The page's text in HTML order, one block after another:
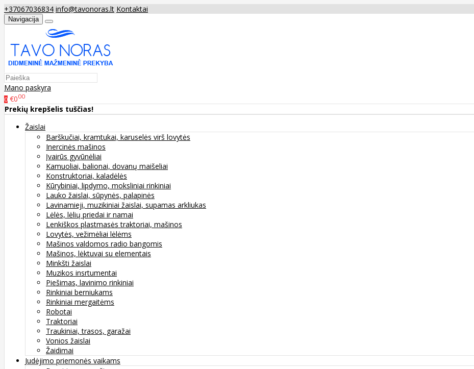
+37067036834 info@tavonoras.lt Kontaktai
Navigacija
Mano paskyra
0 €000
Prekių krepšelis tuščias!
Žaislai
Barškučiai, kramtukai, karuselės virš lovytės
Inercinės mašinos
Įvairūs gyvūnėliai
Kamuoliai, balionai, dovanų maišeliai
Konstruktoriai, kaladėlės
Kūrybiniai, lipdymo, moksliniai rinkiniai
Lauko žaislai, sūpynės, palapinės
Lavinamieji, muzikiniai žaislai, supamas arkliukas
Lėlės, lėlių priedai ir namai
Lenkiškos plastmasės traktoriai, mašinos
Lovytės, vežimėliai lėlėms
Mašinos valdomos radio bangomis
Mašinos, lėktuvai su elementais
Minkšti žaislai
Muzikos insrtumentai
Piešimas, lavinimo rinkiniai
Rinkiniai berniukams
Rinkiniai mergaitėms
Robotai
Traktoriai
Traukiniai, trasos, garažai
Vonios žaislai
Žaidimai
Judėjimo priemonės vaikams